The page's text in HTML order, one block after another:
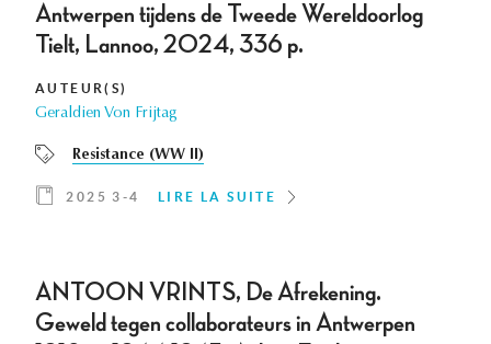
Antwerpen tijdens de Tweede Wereldoorlog
Tielt, Lannoo, 2024, 336 p.
AUTEUR(S)
Geraldien Von Frijtag
Resistance (WW II)
2025 3-4 LIRE LA SUITE
ANTOON VRINTS, De Afrekening.
Geweld tegen collaborateurs in Antwerpen